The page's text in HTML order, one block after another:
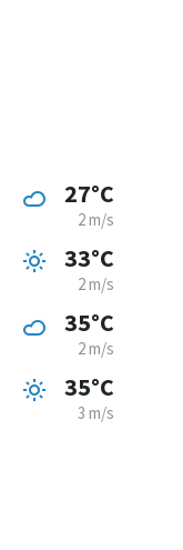
27°C
2 m/s
33°C
2 m/s
35°C
2 m/s
35°C
3 m/s